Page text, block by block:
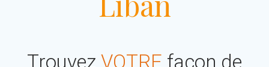
Trouvez VOTRE façon de